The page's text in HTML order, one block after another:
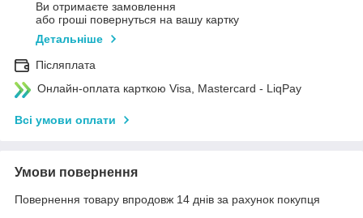
Ви отримаєте замовлення
або гроші повернуться на вашу картку
Детальніше
Післяплата
Онлайн-оплата карткою Visa, Mastercard - LiqPay
Всі умови оплати
Умови повернення
Повернення товару впродовж 14 днів за рахунок покупця